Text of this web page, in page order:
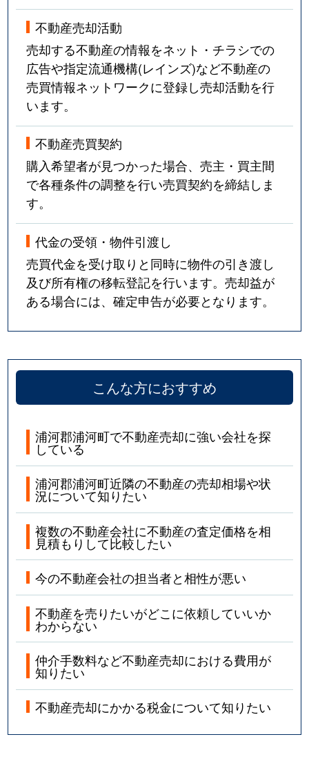
不動産売却活動
売却する不動産の情報をネット・チラシでの
広告や指定流通機構(レインズ)など不動産の
売買情報ネットワークに登録し売却活動を行
います。
不動産売買契約
購入希望者が見つかった場合、売主・買主間
で各種条件の調整を行い売買契約を締結しま
す。
代金の受領・物件引渡し
売買代金を受け取りと同時に物件の引き渡し
及び所有権の移転登記を行います。売却益が
ある場合には、確定申告が必要となります。
こんな方におすすめ
浦河郡浦河町で不動産売却に強い会社を探
している
浦河郡浦河町近隣の不動産の売却相場や状
況について知りたい
複数の不動産会社に不動産の査定価格を相
見積もりして比較したい
今の不動産会社の担当者と相性が悪い
不動産を売りたいがどこに依頼していいか
わからない
仲介手数料など不動産売却における費用が
知りたい
不動産売却にかかる税金について知りたい